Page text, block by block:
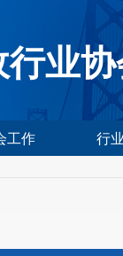
业
工作 行